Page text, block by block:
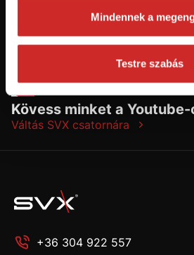
Mindennek a
Testre szabás
Kövess minket a Youtube-
Váltás SVX csatornára
+36 304 922 557